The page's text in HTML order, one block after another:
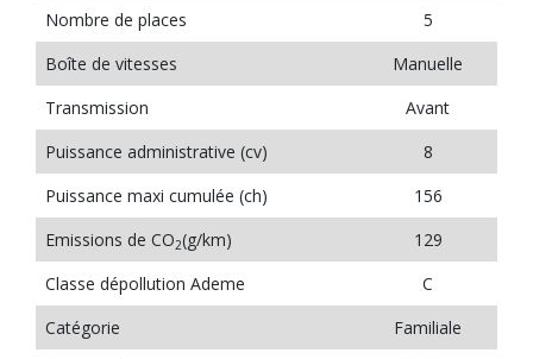
Nombre de places
5
Boîte de vitesses
Manuelle
Transmission
Avant
Puissance administrative (cv)
8
Puissance maxi cumulée (ch)
156
Emissions de CO2(g/km)
129
Classe dépollution Ademe
C
Catégorie
Familiale